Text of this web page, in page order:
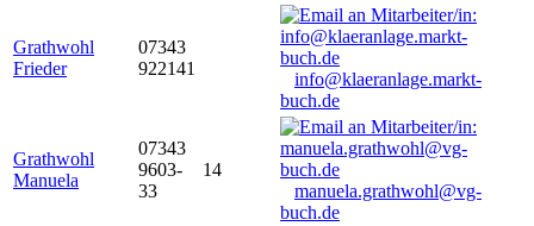
Grathwohl
Frieder
07343
922141
info@klaeranlage.markt-
buch.de
Grathwohl
Manuela
07343
9603-
33
14
manuela.grathwohl@vg-
buch.de